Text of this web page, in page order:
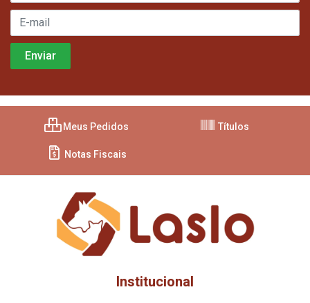
Meus Pedidos Títulos
Notas Fiscais
Institucional